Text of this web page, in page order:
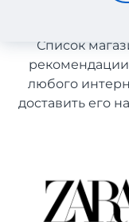
Список
любого
доставить его